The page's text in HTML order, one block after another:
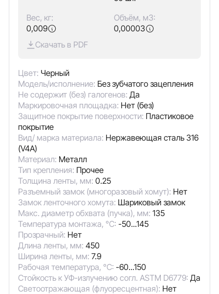
Вес, кг:
0,009
Объём, м3:
0,00003
Скачать в PDF
Цвет: Черный
Модель/исполнение: Без зубчатого зацепления
Не содержит (без) галогенов: Да
Маркировочная площадка: Нет (без)
Защитное покрытие поверхности: Пластиковое
покрытие
Вид/ марка материала: Нержавеющая сталь 316
(V4A)
Материал: Металл
Тип крепления: Прочее
Толщина ленты, мм: 0.25
Разъемный замок (многоразовый хомут): Нет
Замок ленточного хомута: Шариковый замок
Макс. диаметр обхвата (пучка), мм: 135
Температура монтажа, °C: -50...145
Прозрачный: Нет
Длина ленты, мм: 450
Ширина ленты, мм: 7.9
Рабочая температура, °C: -60...150
Стойкость к УФ-излучению согл. ASTM D6779: Да
Светоотражающая (флуоресцентная): Нет